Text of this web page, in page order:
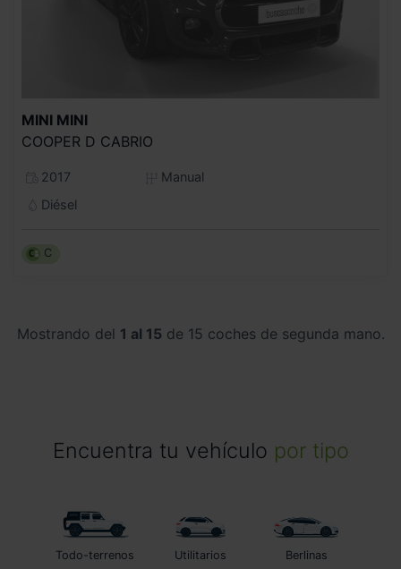
MINI MINI
COOPER D CABRIO
2017
Manual
Diésel
C
Mostrando del 1 al 15 de 15 coches de segunda mano.
Encuentra tu vehículo por tipo
Todo-terrenos Utilitarios Berlinas